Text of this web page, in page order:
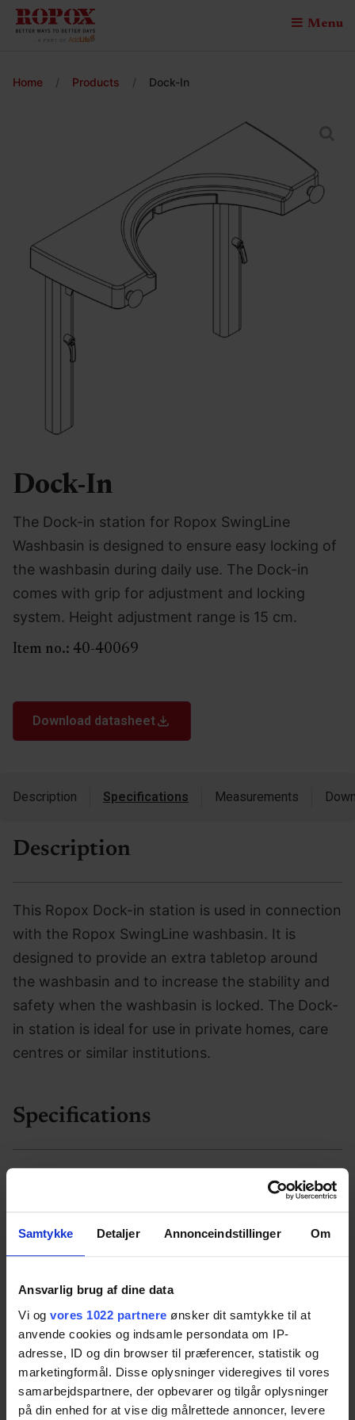
Samtykke Detaljer Annonceindstillinger Om
Ansvarlig brug af dine data
Vi og vores 1022 partnere ønsker dit samtykke til at
anvende cookies og indsamle persondata om IP-
adresse, ID og din browser til præferencer, statistik og
marketingformål. Disse oplysninger videregives til vores
samarbejdspartnere, der opbevarer og tilgår oplysninger
på din enhed for at vise dig målrettede annoncer, levere
Menu
Home / Products / Dock-In
Dock-In
The Dock-in station for Ropox SwingLine
Washbasin is designed to ensure easy locking of
the washbasin during daily use. The Dock-in
comes with grip for adjustment and locking
system. Height adjustment range is 15 cm.
Item no.: 40-40069
Download datasheet
Description Specifications Measurements
Description
This Ropox Dock-in station is used in connection
with the Ropox SwingLine washbasin. It is
designed to provide an extra tabletop around
the washbasin and to increase the stability and
safety when the washbasin is locked. The Dock-
in station is ideal for use in private homes, care
centres or similar institutions.
Specifications
40-40069
The height adjustment range is 15 cm.
The Dock-in station can be easily height
adjusted together with the SwingLine
washbasin.